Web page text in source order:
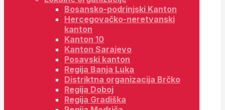
Bosansko-podrinjski Kanton
Hercegovačko-neretvanski
kanton
Kanton 10
Kanton Sarajevo
Posavski kanton
Regija Banja Luka
Distriktna organizacija Brčko
Regija Doboj
Regija Gradiška